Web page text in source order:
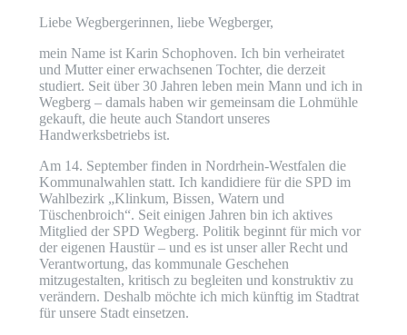
Liebe Wegbergerinnen, liebe Wegberger,
mein Name ist Karin Schophoven. Ich bin verheiratet
und Mutter einer erwachsenen Tochter, die derzeit
studiert. Seit über 30 Jahren leben mein Mann und ich in
Wegberg – damals haben wir gemeinsam die Lohmühle
gekauft, die heute auch Standort unseres
Handwerksbetriebs ist.
Am 14. September finden in Nordrhein-Westfalen die
Kommunalwahlen statt. Ich kandidiere für die SPD im
Wahlbezirk „Klinkum, Bissen, Watern und
Tüschenbroich“. Seit einigen Jahren bin ich aktives
Mitglied der SPD Wegberg. Politik beginnt für mich vor
der eigenen Haustür – und es ist unser aller Recht und
Verantwortung, das kommunale Geschehen
mitzugestalten, kritisch zu begleiten und konstruktiv zu
verändern. Deshalb möchte ich mich künftig im Stadtrat
für unsere Stadt einsetzen.